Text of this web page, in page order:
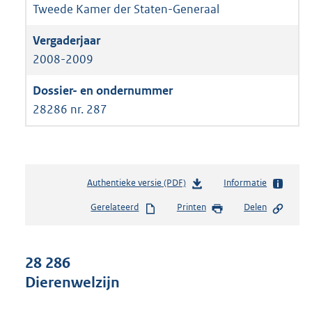
Tweede Kamer der Staten-Generaal
2008-2009
28286 nr. 287
Authentieke versie (PDF)b
s
Informatie
Gerelateerd Printen Delen
28 286
Dierenwelzijn